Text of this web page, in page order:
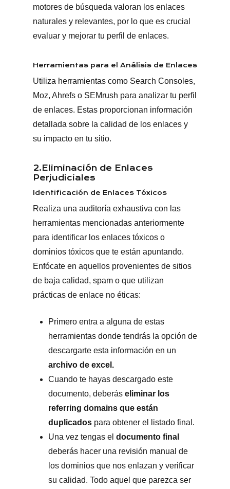
motores de búsqueda valoran los enlaces
naturales y relevantes, por lo que es crucial
evaluar y mejorar tu perfil de enlaces.
Herramientas para el Análisis de Enlaces
Utiliza herramientas como Search Consoles,
Moz, Ahrefs o SEMrush para analizar tu perfil
de enlaces. Estas proporcionan información
detallada sobre la calidad de los enlaces y
su impacto en tu sitio.
2.Eliminación de Enlaces
Perjudiciales
Identificación de Enlaces Tóxicos
Realiza una auditoría exhaustiva con las
herramientas mencionadas anteriormente
para identificar los enlaces tóxicos o
dominios tóxicos que te están apuntando.
Enfócate en aquellos provenientes de sitios
de baja calidad, spam o que utilizan
prácticas de enlace no éticas:
Primero entra a alguna de estas
herramientas donde tendrás la opción de
descargarte esta información en un
archivo de excel.
Cuando te hayas descargado este
documento, deberás eliminar los
referring domains que están
duplicados para obtener el listado final.
Una vez tengas el documento final
deberás hacer una revisión manual de
los dominios que nos enlazan y verificar
su calidad. Todo aquel que parezca ser